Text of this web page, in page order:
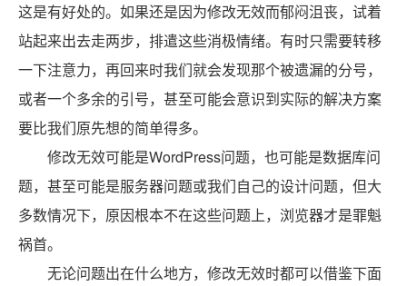
这是有好处的。如果还是因为修改无效而郁闷沮丧，试着
站起来出去走两步，排遣这些消极情绪。有时只需要转移
一下注意力，再回来时我们就会发现那个被遗漏的分号，
或者一个多余的引号，甚至可能会意识到实际的解决方案
要比我们原先想的简单得多。
修改无效可能是WordPress问题，也可能是数据库问
题，甚至可能是服务器问题或我们自己的设计问题，但大
多数情况下，原因根本不在这些问题上，浏览器才是罪魁
祸首。
无论问题出在什么地方，修改无效时都可以借鉴下面